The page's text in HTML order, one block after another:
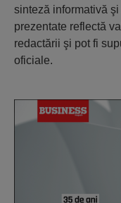
sinteză informativă
prezentate reflectă
redactării şi pot fi
oficiale.